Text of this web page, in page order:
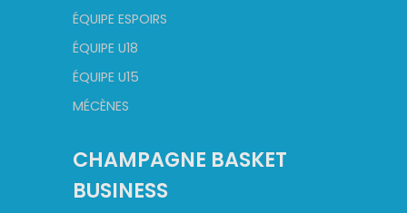
ÉQUIPE ESPOIRS
ÉQUIPE U18
ÉQUIPE U15
MÉCÈNES
CHAMPAGNE BASKET
BUSINESS